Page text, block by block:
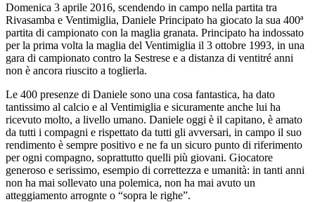
Domenica 3 aprile 2016, scendendo in campo nella partita tra
Rivasamba e Ventimiglia, Daniele Principato ha giocato la sua 400ª
partita di campionato con la maglia granata. Principato ha indossato
per la prima volta la maglia del Ventimiglia il 3 ottobre 1993, in una
gara di campionato contro la Sestrese e a distanza di ventitré anni
non è ancora riuscito a toglierla.
Le 400 presenze di Daniele sono una cosa fantastica, ha dato
tantissimo al calcio e al Ventimiglia e sicuramente anche lui ha
ricevuto molto, a livello umano. Daniele oggi è il capitano, è amato
da tutti i compagni e rispettato da tutti gli avversari, in campo il suo
rendimento è sempre positivo e ne fa un sicuro punto di riferimento
per ogni compagno, soprattutto quelli più giovani. Giocatore
generoso e serissimo, esempio di correttezza e umanità: in tanti anni
non ha mai sollevato una polemica, non ha mai avuto un
atteggiamento arrognte o “sopra le righe”.